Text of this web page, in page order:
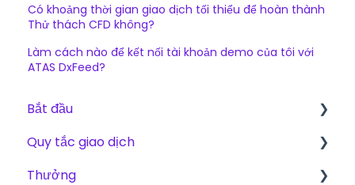
Có khoảng thời gian giao dịch tối thiểu để hoàn thành
Thử thách CFD không?
Làm cách nào để kết nối tài khoản demo của tôi với
ATAS DxFeed?
Bắt đầu
Bắt đầu
The Trading Pit – Chúng tôi là ai
Quy tắc giao dịch
Các Quy Tắc Cơ Bản cho CFD, Hợp Đồng
Thưởng